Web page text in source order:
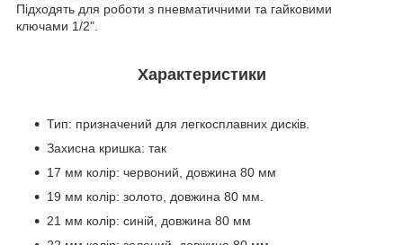
Підходять для роботи з пневматичними та гайковими
ключами 1/2".
Характеристики
Тип: призначений для легкосплавних дисків.
Захисна кришка: так
17 мм колір: червоний, довжина 80 мм
19 мм колір: золото, довжина 80 мм.
21 мм колір: синій, довжина 80 мм